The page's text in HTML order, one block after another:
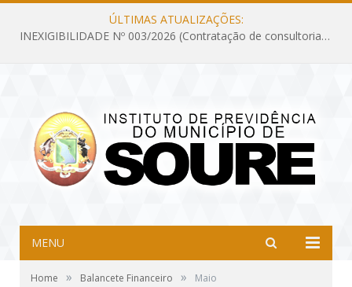
ÚLTIMAS ATUALIZAÇÕES:
INEXIGIBILIDADE Nº 003/2026 (Contratação de consultoria previdenciária com finalidade de obtenção do CRP, confecção dos demonstrativos previdenciários DAIR, DIPR e DPIN, preparar e alimentar o CADPREV, em atendimento às demandas do Instituto de Previdência dos Servidores do Município de Soure – IPSMS, por um período de 10 (dez) meses)
MENU
Home » Balancete Financeiro » Maio